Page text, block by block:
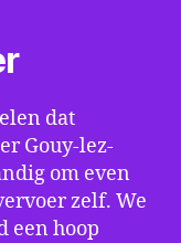
dat
Gouy-lez-
om even
zelf. We
een hoop